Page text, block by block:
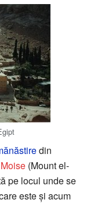
din
Moise (Mount el-
pe locul unde se
este și acum